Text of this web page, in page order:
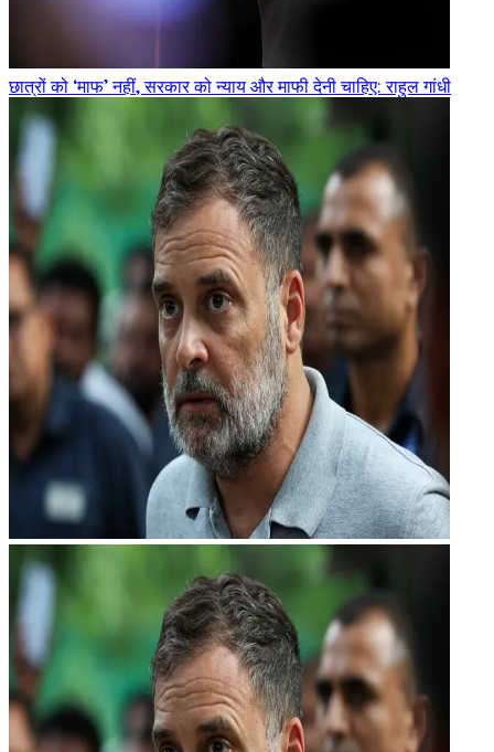
छात्रों को ‘माफ’ नहीं, सरकार को न्याय और माफी देनी चाहिए: राहुल गांधी